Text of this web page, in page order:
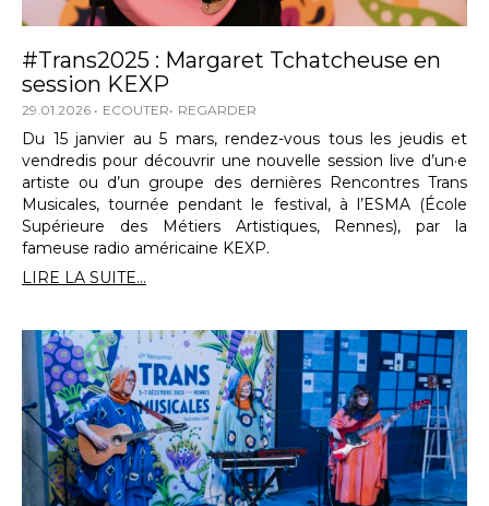
#Trans2025 : Margaret Tchatcheuse en
session KEXP
29.01.2026 ECOUTER REGARDER
Du 15 janvier au 5 mars, rendez-vous tous les jeudis et
vendredis pour découvrir une nouvelle session live d’un·e
artiste ou d’un groupe des dernières Rencontres Trans
Musicales, tournée pendant le festival, à l’ESMA (École
Supérieure des Métiers Artistiques, Rennes), par la
fameuse radio américaine KEXP.
LIRE LA SUITE...